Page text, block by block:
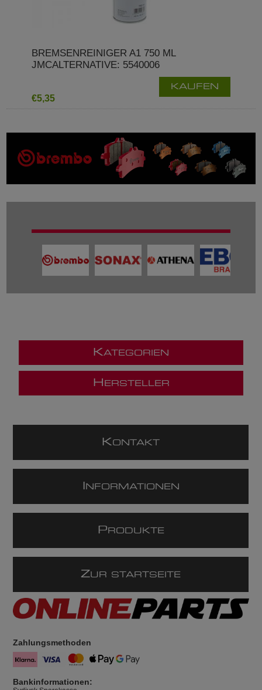
BREMSENREINIGER A1 750 ML
JMCALTERNATIVE: 5540006
€5,35
KAUFEN
KATEGORIEN
H ERSTELLER
KONTAKT
NFORMATIONEN
P RODUKTE
ZUR STARTSEITE
Zahlungsmethoden
Bankinformationen: